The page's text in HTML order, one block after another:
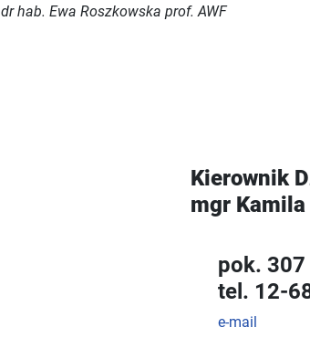
dr hab. Ewa Roszkowska prof. AWF
Kierownik
mgr
pok. 307
tel. 12-
e-mail